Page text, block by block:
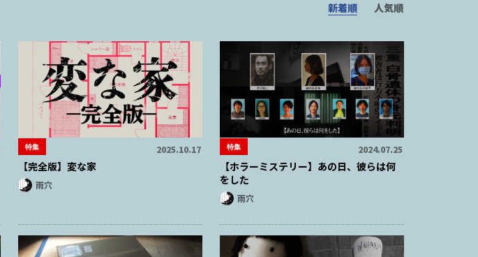
新着順 人気順
特集 2025.10.17
【完全版】変な家
雨穴
特集 2024.07.25
【ホラーミステリー】あの日、彼らは何
をした
雨穴